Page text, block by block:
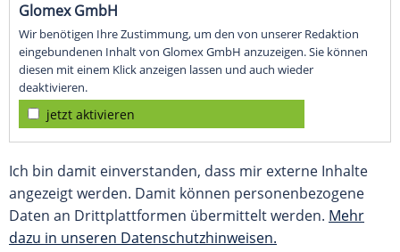
Glomex GmbH
Wir benötigen Ihre Zustimmung, um den von unserer Redaktion
eingebundenen Inhalt von Glomex GmbH anzuzeigen. Sie können
diesen mit einem Klick anzeigen lassen und auch wieder
deaktivieren.
jetzt aktivieren
Ich bin damit einverstanden, dass mir externe Inhalte
angezeigt werden. Damit können personenbezogene
Daten an Drittplattformen übermittelt werden. Mehr
dazu in unseren Datenschutzhinweisen.